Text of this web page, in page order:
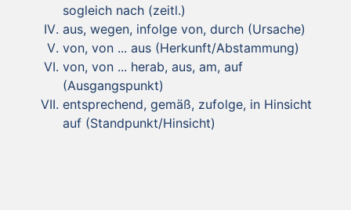
sogleich nach (zeitl.)
aus, wegen, infolge von, durch (Ursache)
von, von ... aus (Herkunft/Abstammung)
von, von ... herab, aus, am, auf
(Ausgangspunkt)
entsprechend, gemäß, zufolge, in Hinsicht
auf (Standpunkt/Hinsicht)